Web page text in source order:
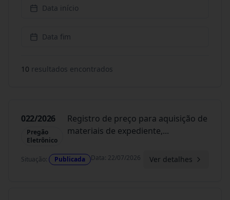
Data início
Data fim
10 resultados encontrados
022/2026
Pregão
Eletrônico
Registro de preço para aquisição de
materiais de expediente,...
Situação: Publicada Data: 22/07/2026 Ver detalhes